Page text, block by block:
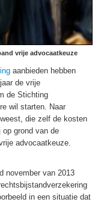
vrije advocaatkeuze
aanbieden hebben
de vrije
de Stichting
wil starten. Naar
die zelf de kosten
grond van de
advocaatkeuze.
november van 2013
in een situatie dat